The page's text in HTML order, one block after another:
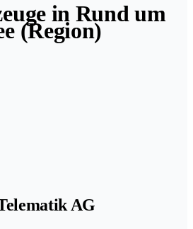
in Rund um
(Region)
AG